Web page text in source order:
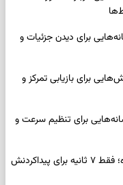
چهارشنبه ۱۴ مرداد ۱۴۰۵ | نشانه‌هایی برای دیدن جزئیات و
چهارشنبه ۱۴ مرداد ۱۴۰۵ | نقش‌هایی برای بازیابی تمرکز و
چهارشنبه ۱۴ مرداد ۱۴۰۵ | نشانه‌هایی برای تنظیم سرعت و
بازی فکری | خرگوش در این جنگل پنهان شده؛ فقط ۷ ثانیه برای پیداکردنش